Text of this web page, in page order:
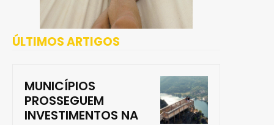
ÚLTIMOS ARTIGOS
MUNICÍPIOS
PROSSEGUEM
INVESTIMENTOS NA